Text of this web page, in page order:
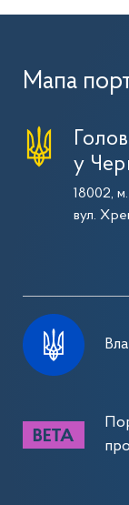
Мапа
у
18002,
вул.